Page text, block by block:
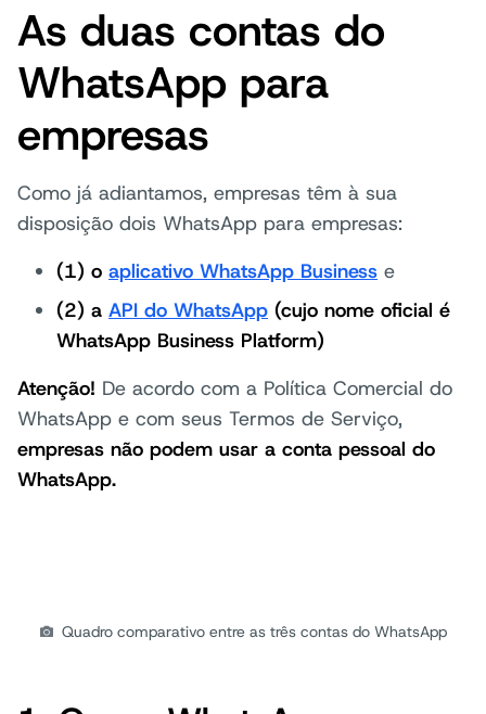
As duas contas do
WhatsApp para
empresas
Como já adiantamos, empresas têm à sua
disposição dois WhatsApp para empresas:
(1) o aplicativo WhatsApp Business e
(2) a API do WhatsApp (cujo nome oficial é
WhatsApp Business Platform)
Atenção! De acordo com a Política Comercial do
WhatsApp e com seus Termos de Serviço,
empresas não podem usar a conta pessoal do
WhatsApp.
Quadro comparativo entre as três contas do WhatsApp